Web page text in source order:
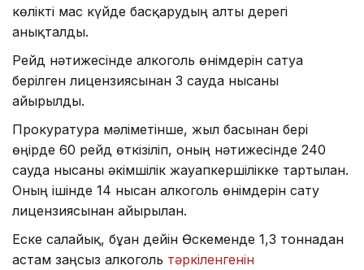
көлікті мас күйде басқарудың алты дерегі
анықталды.
Рейд нәтижесінде алкоголь өнімдерін сатуға
берілген лицензиясынан 3 сауда нысаны
айырылды.
Прокуратура мәліметінше, жыл басынан бері
өңірде 60 рейд өткізіліп, оның нәтижесінде 240
сауда нысаны әкімшілік жауапкершілікке тартылған.
Оның ішінде 14 нысан алкоголь өнімдерін сату
лицензиясынан айырылған.
Еске салайық, бұған дейін Өскеменде 1,3 тоннадан
астам заңсыз алкоголь тәркіленгенін